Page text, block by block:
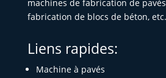
machines de fabrication de
fabrication de blocs de béton,
Liens rapides:
Machine à pavés